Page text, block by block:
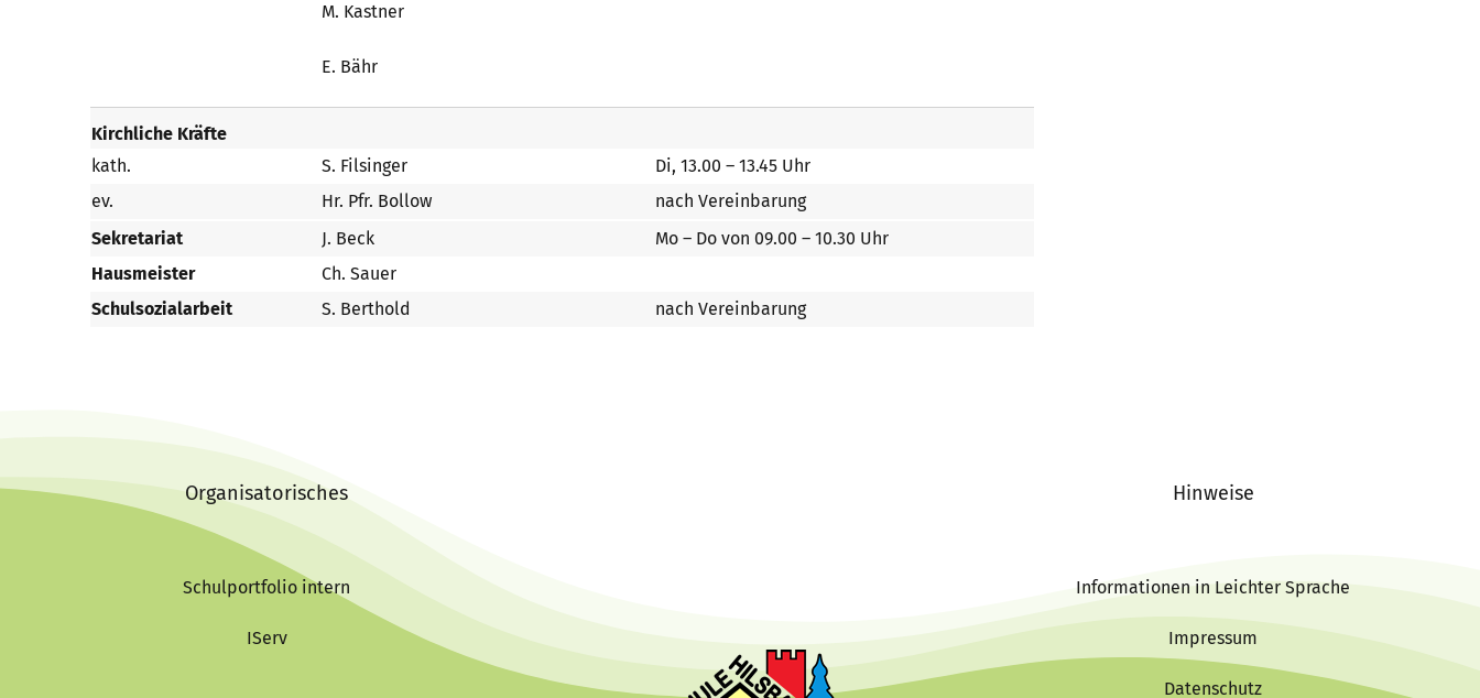
M. Kastner
E. Bähr
Kirchliche Kräfte
kath.
S. Filsinger
Di, 13.00 – 13.45 Uhr
ev.
Hr. Pfr. Bollow
nach Vereinbarung
Sekretariat
J. Beck
Mo – Do von 09.00 – 10.30 Uhr
Hausmeister
Ch. Sauer
Schulsozialarbeit
S. Berthold nach Vereinbarung
Organisatorisches
Schulportfolio intern
IServ
Hinweise
Informationen in Leichter Sprache
Impressum
Datenschutz